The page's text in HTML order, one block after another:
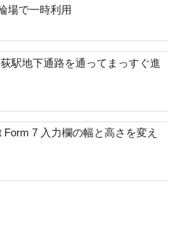
場で一時利用
駅地下通路を通ってまっすぐ進
Form 7 入力欄の幅と高さを変え